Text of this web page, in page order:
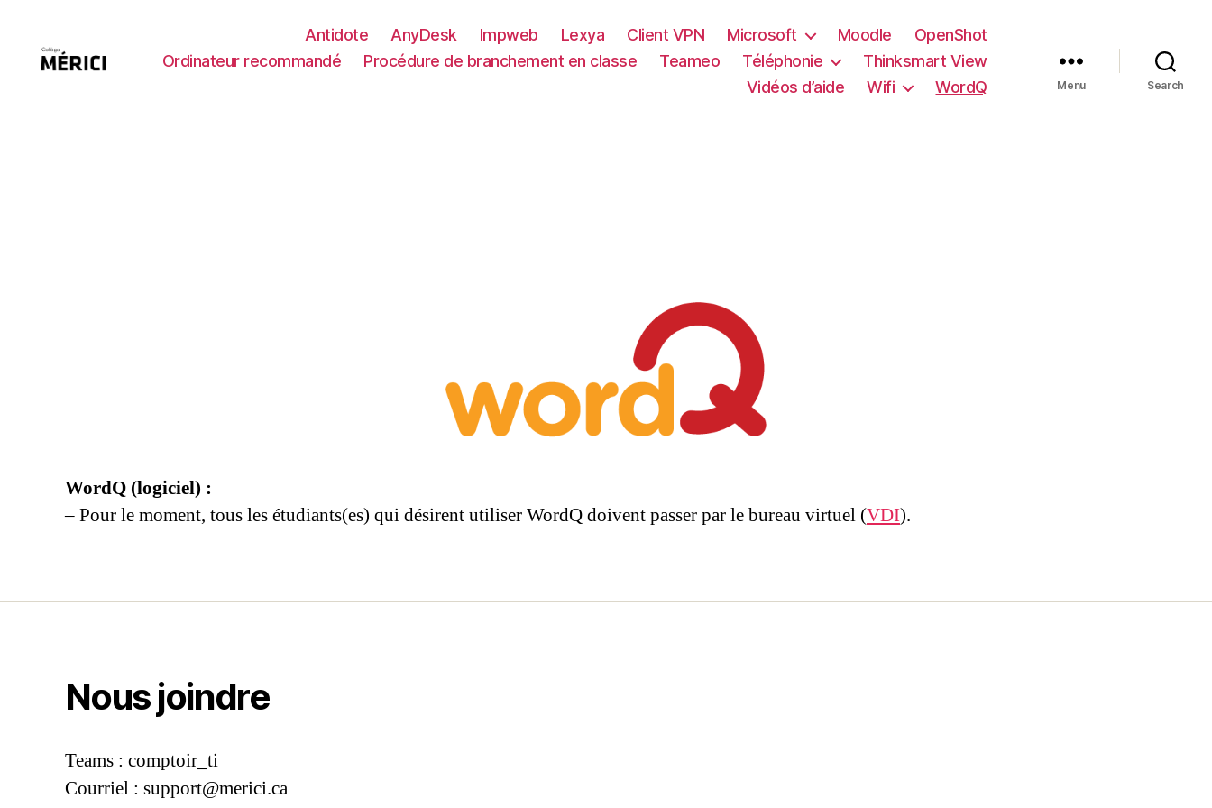
Antidote AnyDesk Impweb Lexya Client VPN Microsoft Moodle
OpenShot
Ordinateur recommandé
Procédure de branchement en classe Teameo Téléphonie
Thinksmart View
Vidéos d’aide
Wifi WordQ Menu Search
WordQ (logiciel) :
– Pour le moment, tous les étudiants(es) qui désirent utiliser WordQ doivent passer par le bureau virtuel (VDI).
Nous joindre
Teams : comptoir_ti
Courriel : support@merici.ca